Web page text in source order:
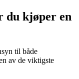
du kjøper en
til både
av de viktigste